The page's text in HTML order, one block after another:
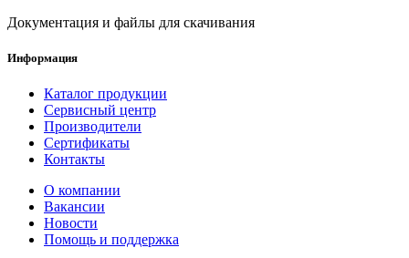
Документация и файлы для скачивания
Информация
Каталог продукции
Сервисный центр
Производители
Сертификаты
Контакты
О компании
Вакансии
Новости
Помощь и поддержка